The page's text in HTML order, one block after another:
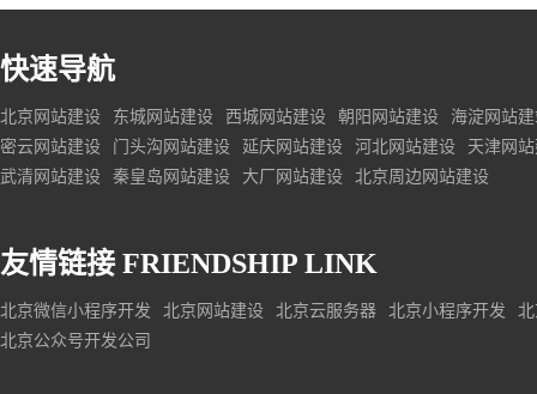
快速导航
北京网站建设 东城网站建设 西城网站建设 朝阳网站建设
海淀网站
密云网站建设
门头沟网站建设 延庆网站建设 河北网站建设
天津网
武清网站建设
秦皇岛网站建设 大厂网站建设 北京周边网站建设
友情链接 FRIENDSHIP LINK
北京微信小程序开发 北京网站建设 北京云服务器 北京小程序开发
北京公众号开发公司